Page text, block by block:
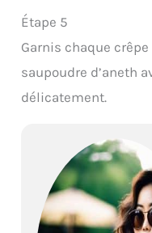
Étape 5
Garnis chaque
saupoudre d’aneth
délicatement.